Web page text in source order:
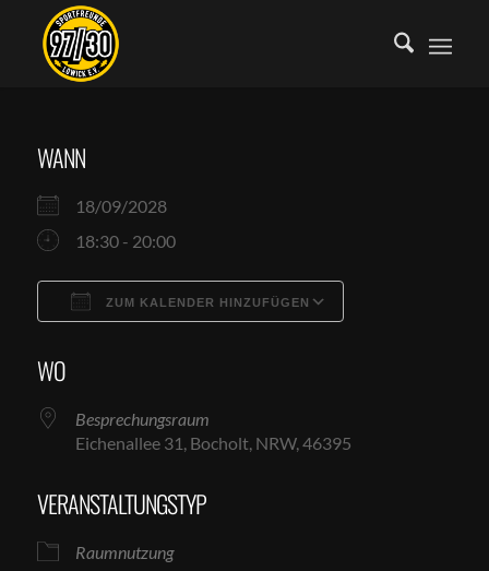
WANN
18/09/2028
18:30 - 20:00
ZUM KALENDER HINZUFÜGEN
WO
Besprechungsraum
Eichenallee 31, Bocholt, NRW, 46395
VERANSTALTUNGSTYP
Raumnutzung